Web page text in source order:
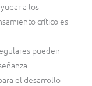
a los
crítico es
pueden
el desarrollo